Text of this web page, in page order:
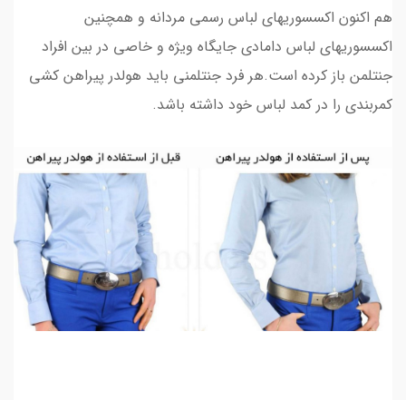
هم اکنون اکسسوریهای لباس رسمی مردانه و همچنین
اکسسوریهای لباس دامادی جایگاه ویژه و خاصی در بین افراد
جنتلمن باز کرده است.هر فرد جنتلمنی باید هولدر پیراهن کشی
کمربندی را در کمد لباس خود داشته باشد.